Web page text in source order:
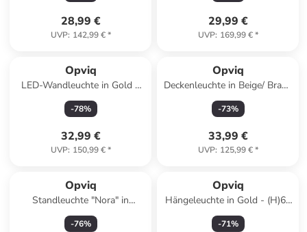
28,99 €
UVP: 142,99 €*
29,99 €
UVP: 169,99 €*
Opviq
LED-Wandleuchte in Gold -
(L)91 cm
-78%
32,99 €
UVP: 150,99 €*
Opviq
Deckenleuchte in Beige/ Braun
- Ø 10 cm
-73%
33,99 €
UVP: 125,99 €*
Opviq
Standleuchte "Nora" in
Hellbraun/ Weiß - (H)135 x Ø
21 cm
-76%
Opviq
Hängeleuchte in Gold - (H)60
x Ø 12 cm
-71%